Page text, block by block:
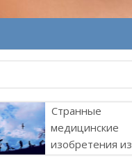
Странные
медицинские
изобретения из